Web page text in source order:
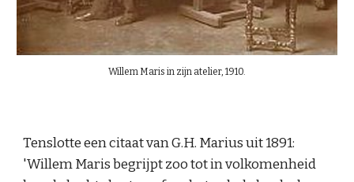
Willem Maris in zijn atelier, 1910.
Tenslotte een citaat van G.H. Marius uit 1891:
'Willem Maris begrijpt zoo tot in volkomenheid